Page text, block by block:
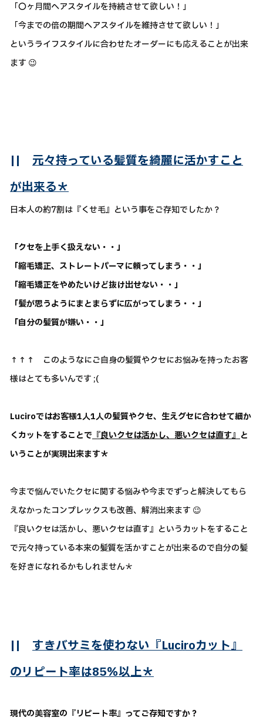
「〇ヶ月間ヘアスタイルを持続させて欲しい！」
「今までの倍の期間ヘアスタイルを維持させて欲しい！」
というライフスタイルに合わせたオーダーにも応えることが出来
ます 😉
|| 元々持っている髪質を綺麗に活かすこと
が出来る＊
日本人の約7割は『くせ毛』という事をご存知でしたか？
「クセを上手く扱えない・・」
「縮毛矯正、ストレートパーマに頼ってしまう・・」
「縮毛矯正をやめたいけど抜け出せない・・」
「髪が思うようにまとまらずに広がってしまう・・」
「自分の髪質が嫌い・・」
↑↑↑ このようなにご自身の髪質やクセにお悩みを持ったお客
様はとても多いんです ;(
Luciroではお客様1人1人の髪質やクセ、生えグセに合わせて細か
くカットをすることで『良いクセは活かし、悪いクセは直す』と
いうことが実現出来ます＊
今まで悩んでいたクセに関する悩みや今までずっと解決してもら
えなかったコンプレックスも改善、解消出来ます 😉
『良いクセは活かし、悪いクセは直す』というカットをすること
で元々持っている本来の髪質を活かすことが出来るので自分の髪
を好きになれるかもしれません＊
|| すきバサミを使わない『Luciroカット』
のリピート率は85％以上＊
現代の美容室の『リピート率』ってご存知ですか？